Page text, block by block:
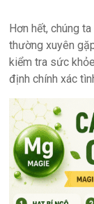
Hơn hết, chúng
thường xuyên
kiểm tra sức
định chính xác